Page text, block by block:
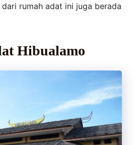
rumah adat ini juga berada
Hibualamo